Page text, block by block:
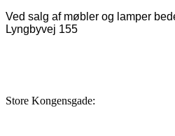
Ved salg af møbler og lamper
Lyngbyvej 155
Store Kongensgade: